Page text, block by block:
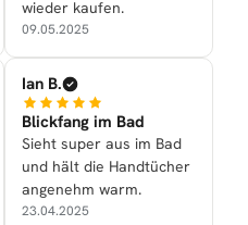
wieder kaufen.
09.05.2025
Ian B.
Blickfang im Bad
Sieht super aus im Bad
und hält die Handtücher
angenehm warm.
23.04.2025